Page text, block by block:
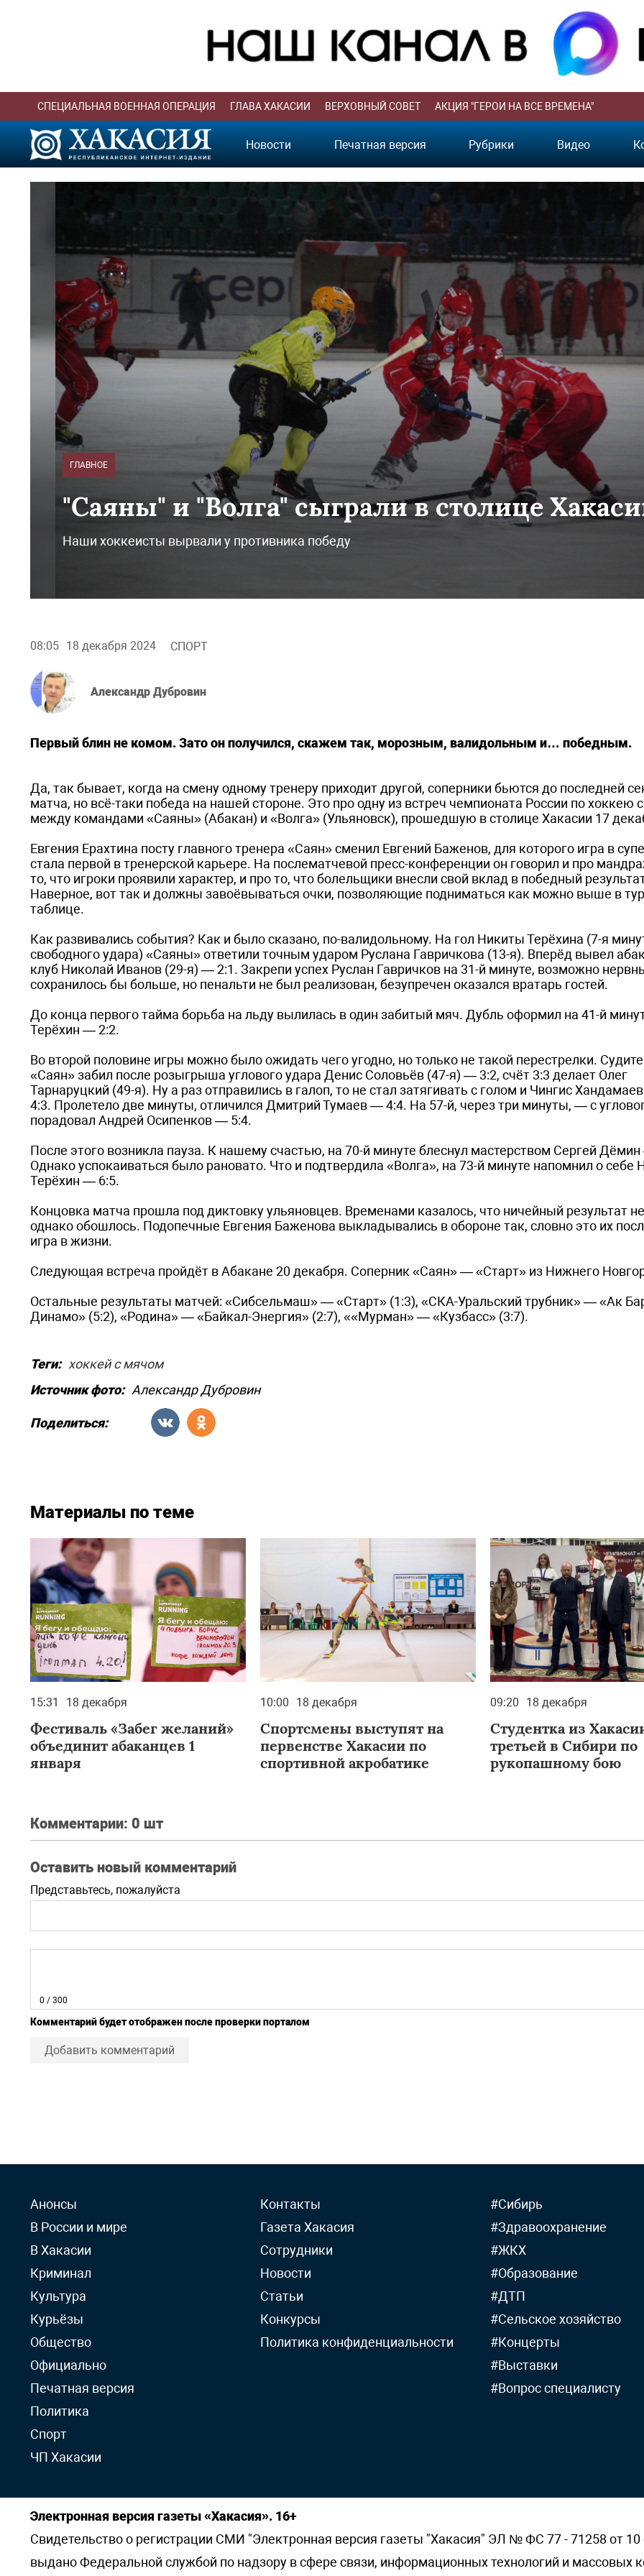
СПЕЦИАЛЬНАЯ ВОЕННАЯ ОПЕРАЦИЯ ГЛАВА ХАКАСИИ ВЕРХОВНЫЙ СОВЕТ АКЦИЯ "ГЕРОИ НА ВСЕ ВРЕМЕНА"
Новости Печатная версия Рубрики Видео
ГЛАВНОЕ
"Саяны" и "Волга" сыграли в столице
Наши хоккеисты вырвали у противника победу
08:05 18 декабря 2024 СПОРТ
Александр Дубровин
Первый блин не комом. Зато он получился, скажем так, морозным, валидольным и… победным.
Да, так бывает, когда на смену одному тренеру приходит другой, соперники бьются до последней
матча, но всё-таки победа на нашей стороне. Это про одну из встреч чемпионата России по хоккею
между командами «Саяны» (Абакан) и «Волга» (Ульяновск), прошедшую в столице Хакасии 17
Евгения Ерахтина посту главного тренера «Саян» сменил Евгений Баженов, для которого игра в
стала первой в тренерской карьере. На послематчевой пресс-конференции он говорил и про
то, что игроки проявили характер, и про то, что болельщики внесли свой вклад в победный
Наверное, вот так и должны завоёвываться очки, позволяющие подниматься как можно выше в
таблице.
Как развивались события? Как и было сказано, по-валидольному. На гол Никиты Терёхина (7-я
свободного удара) «Саяны» ответили точным ударом Руслана Гавричкова (13-я). Вперёд вывел
клуб Николай Иванов (29-я) — 2:1. Закрепи успех Руслан Гавричков на 31-й минуте, возможно
сохранилось бы больше, но пенальти не был реализован, безупречен оказался вратарь гостей.
До конца первого тайма борьба на льду вылилась в один забитый мяч. Дубль оформил на 41-й
Терёхин — 2:2.
Во второй половине игры можно было ожидать чего угодно, но только не такой перестрелки.
«Саян» забил после розыгрыша углового удара Денис Соловьёв (47-я) — 3:2, счёт 3:3 делает Олег
Тарнаруцкий (49-я). Ну а раз отправились в галоп, то не стал затягивать с голом и Чингис
4:3. Пролетело две минуты, отличился Дмитрий Тумаев — 4:4. На 57-й, через три минуты, — с
порадовал Андрей Осипенков — 5:4.
После этого возникла пауза. К нашему счастью, на 70-й минуте блеснул мастерством Сергей
Однако успокаиваться было рановато. Что и подтвердила «Волга», на 73-й минуте напомнил о себе
Терёхин — 6:5.
Концовка матча прошла под диктовку ульяновцев. Временами казалось, что ничейный результат
однако обошлось. Подопечные Евгения Баженова выкладывались в обороне так, словно это их
игра в жизни.
Следующая встреча пройдёт в Абакане 20 декабря. Соперник «Саян» — «Старт» из Нижнего
Остальные результаты матчей: «Сибсельмаш» — «Старт» (1:3), «СКА-Уральский трубник» — «Ак
Динамо» (5:2), «Родина» — «Байкал-Энергия» (2:7), ««Мурман» — «Кузбасс» (3:7).
Теги: хоккей с мячом
Источник фото: Александр Дубровин
Поделиться:
Материалы по теме
15:31 18 декабря
Фестиваль «Забег желаний»
объединит абаканцев 1
января
10:00 18 декабря
Спортсмены выступят на
первенстве Хакасии по
спортивной акробатике
09:20 18 декабря
Студентка из
третьей в Сибири по
рукопашному бою
Комментарии: 0 шт
Оставить новый комментарий
Представьтесь, пожалуйста
0 / 300
Комментарий будет отображен после проверки порталом
Добавить комментарий
Анонсы
В России и мире
В Хакасии
Криминал
Культура
Курьёзы
Общество
Официально
Печатная версия
Политика
Спорт
ЧП Хакасии
Контакты
Газета Хакасия
Сотрудники
Новости
Статьи
Конкурсы
Политика конфиденциальности
#Сибирь
#Здравоохранение
#ЖКХ
#Образование
#ДТП
#Сельское хозяйство
#Концерты
#Выставки
#Вопрос специалисту
Электронная версия газеты «Хакасия». 16+
Свидетельство о регистрации СМИ "Электронная версия газеты "Хакасия" ЭЛ № ФС 77 - 71258 от 10
выдано Федеральной службой по надзору в сфере связи, информационных технологий и массовых